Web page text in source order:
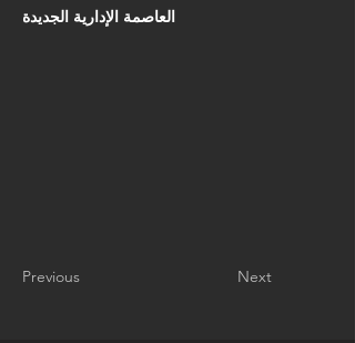
العاصمة الإدارية الجديدة
Previous Next